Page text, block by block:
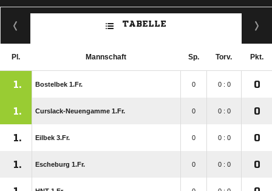
TABELLE
Pl. Mannschaft Sp. Torv. Pkt.
1. Bostelbek 1.Fr. 0 0 : 0 0
1. Curslack-Neuengamme 1.Fr. 0 0 : 0 0
1. Eilbek 3.Fr. 0 0 : 0 0
1. Escheburg 1.Fr. 0 0 : 0 0